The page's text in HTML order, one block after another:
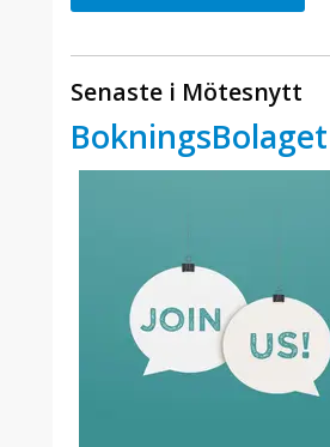
Senaste i Mötesnytt